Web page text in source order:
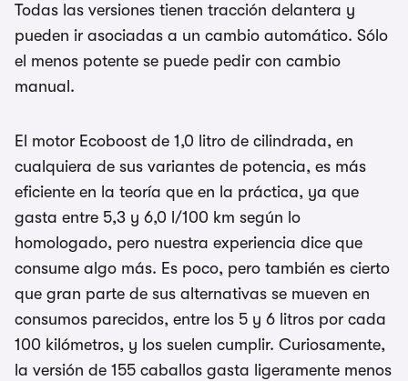
Todas las versiones tienen tracción delantera y
pueden ir asociadas a un cambio automático. Sólo
el menos potente se puede pedir con cambio
manual.
El motor Ecoboost de 1,0 litro de cilindrada, en
cualquiera de sus variantes de potencia, es más
eficiente en la teoría que en la práctica, ya que
gasta entre 5,3 y 6,0 l/100 km según lo
homologado, pero nuestra experiencia dice que
consume algo más. Es poco, pero también es cierto
que gran parte de sus alternativas se mueven en
consumos parecidos, entre los 5 y 6 litros por cada
100 kilómetros, y los suelen cumplir. Curiosamente,
la versión de 155 caballos gasta ligeramente menos